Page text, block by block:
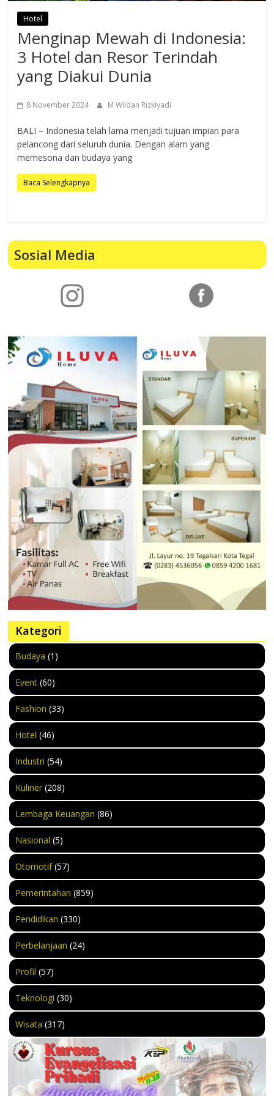
Hotel
Menginap Mewah di Indonesia:
3 Hotel dan Resor Terindah
yang Diakui Dunia
8 November 2024 M Wildan Rizkiyadi
BALI – Indonesia telah lama menjadi tujuan impian para
pelancong dari seluruh dunia. Dengan alam yang
memesona dan budaya yang
Baca Selengkapnya
Sosial Media
Kategori
Budaya (1)
Event (60)
Fashion (33)
Hotel (46)
Industri (54)
Kuliner (208)
Lembaga Keuangan (86)
Nasional (5)
Otomotif(57)
Pemerintahan (859)
Pendidikan (330)
Perbelanjaan (24)
Profil (57)
Teknologi (30)
Wisata (317)